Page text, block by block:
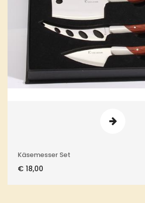
Käsemesser Set
€ 18,00